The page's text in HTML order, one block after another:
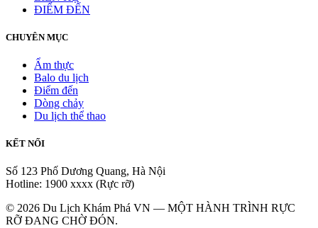
ĐIỂM ĐẾN
CHUYÊN MỤC
Ẩm thực
Balo du lịch
Điểm đến
Dòng chảy
Du lịch thể thao
KẾT NỐI
Số 123 Phố Dương Quang, Hà Nội
Hotline: 1900 xxxx (Rực rỡ)
© 2026 Du Lịch Khám Phá VN — MỘT HÀNH TRÌNH RỰC
RỠ ĐANG CHỜ ĐÓN.